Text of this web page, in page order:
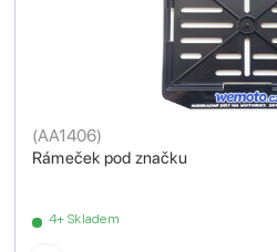
Rámeček pod značku
(AA1406)
4+ Skladem